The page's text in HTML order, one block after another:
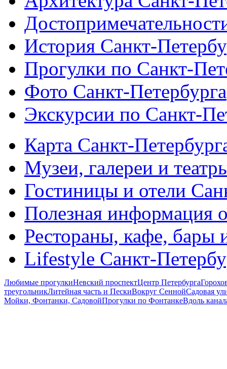
История Санкт-
Прогулки по Санкт-
Фото Санкт-Петербурга
Экскурсии по Санкт-
Карта Санкт-
Музеи, галереи и
Гостиницы и отели
Полезная информация
Рестораны, кафе, бары
Lifestyle Санкт-
Любимые прогулкиНевский проспектЦентр Петербурга
треугольникЛитейная часть и ПескиВокруг СеннойСадовая
Мойки, Фонтанки, СадовойПрогулки по ФонтанкеВдоль